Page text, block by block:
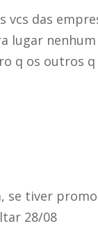
das
lugar
q os outros
se tiver
28/08